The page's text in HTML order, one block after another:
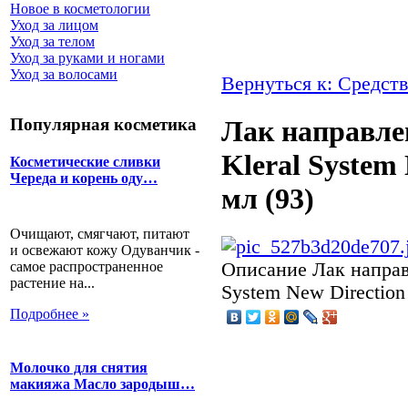
Новое в косметологии
Уход за лицом
Уход за телом
Уход за руками и ногами
Уход за волосами
Популярная косметика
Косметические сливки
Череда и корень оду…
Очищают, смягчают, питают
и освежают кожу Одуванчик -
самое распространенное
растение на...
Подробнее »
Молочко для снятия
макияжа Масло зародыш…
Вернуться к:
Лак
Kleral System
мл (93)
Описание Лак
System New